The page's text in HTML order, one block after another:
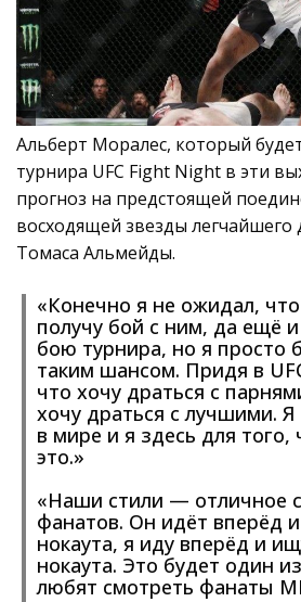
Альберт Моралес, который
турнира UFC Fight Night в эти
прогноз на предстоящей
восходящей звезды
Томаса Альмейды.
«Конечно я не ожидал,
получу бой с ним, да ещё
бою турнира, но я просто
таким шансом. Придя в
что хочу драться с
хочу драться с лучшими.
в мире и я здесь для того,
это.»
«Наши стили — отличное
фанатов. Он идёт вперёд
нокаута, я иду вперёд и
нокаута. Это будет один
любят смотреть фанаты